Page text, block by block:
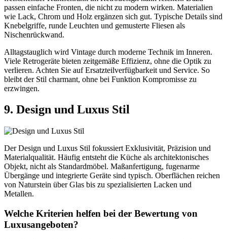
passen einfache Fronten, die nicht zu modern wirken. Materialien
wie Lack, Chrom und Holz ergänzen sich gut. Typische Details sind
Knebelgriffe, runde Leuchten und gemusterte Fliesen als
Nischenrückwand.
Alltagstauglich wird Vintage durch moderne Technik im Inneren.
Viele Retrogeräte bieten zeitgemäße Effizienz, ohne die Optik zu
verlieren. Achten Sie auf Ersatzteilverfügbarkeit und Service. So
bleibt der Stil charmant, ohne bei Funktion Kompromisse zu
erzwingen.
9. Design und Luxus Stil
Der Design und Luxus Stil fokussiert Exklusivität, Präzision und
Materialqualität. Häufig entsteht die Küche als architektonisches
Objekt, nicht als Standardmöbel. Maßanfertigung, fugenarme
Übergänge und integrierte Geräte sind typisch. Oberflächen reichen
von Naturstein über Glas bis zu spezialisierten Lacken und
Metallen.
Welche Kriterien helfen bei der Bewertung von
Luxusangeboten?